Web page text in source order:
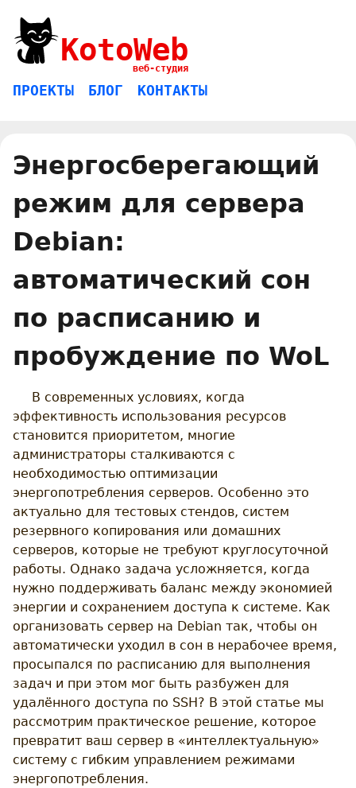
KotoWeb
веб-студия
ПРОЕКТЫ БЛОГ КОНТАКТЫ
Энергосберегающий
режим для сервера
Debian:
автоматический сон
по расписанию и
пробуждение по WoL
В современных условиях, когда
эффективность использования ресурсов
становится приоритетом, многие
администраторы сталкиваются с
необходимостью оптимизации
энергопотребления серверов. Особенно это
актуально для тестовых стендов, систем
резервного копирования или домашних
серверов, которые не требуют круглосуточной
работы. Однако задача усложняется, когда
нужно поддерживать баланс между экономией
энергии и сохранением доступа к системе. Как
организовать сервер на Debian так, чтобы он
автоматически уходил в сон в нерабочее время,
просыпался по расписанию для выполнения
задач и при этом мог быть разбужен для
удалённого доступа по SSH? В этой статье мы
рассмотрим практическое решение, которое
превратит ваш сервер в «интеллектуальную»
систему с гибким управлением режимами
энергопотребления.